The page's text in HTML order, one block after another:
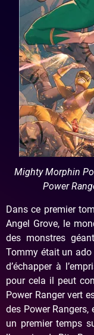
Mighty Morphin
Power
Dans ce premier
Angel Grove, le
des monstres
Tommy était un
d’échapper à
pour cela il peut
Power Ranger vert
des Power
un premier temps